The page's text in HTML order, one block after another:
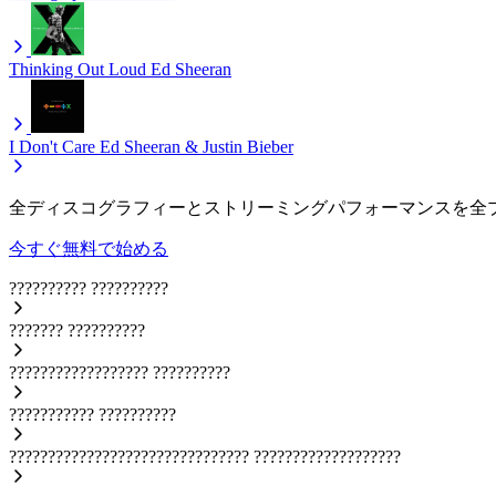
Thinking Out Loud Ed Sheeran
I Don't Care Ed Sheeran & Justin Bieber
全ディスコグラフィーとストリーミングパフォーマンスを全
今すぐ無料で始める
?????????? ??????????
??????? ??????????
?????????????????? ??????????
??????????? ??????????
??????????????????????????????? ???????????????????